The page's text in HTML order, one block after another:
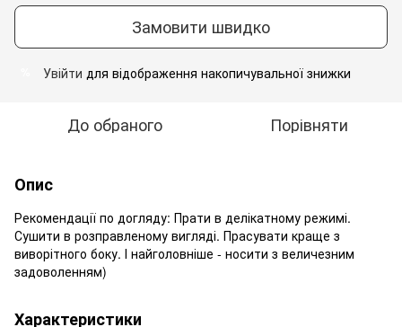
Замовити швидко
Увійти для відображення накопичувальної знижки
До обраного Порівняти
Опис
Рекомендації по догляду: Прати в делікатному режимі.
Сушити в розправленому вигляді. Прасувати краще з
виворітного боку. І найголовніше - носити з величезним
задоволенням)
Характеристики